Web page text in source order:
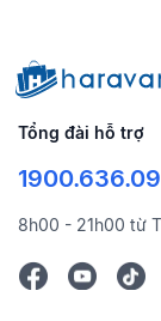
Tổng đài hỗ trợ
8h00 - 21h00 từ